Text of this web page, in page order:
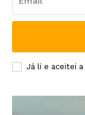
Já li e aceitei a